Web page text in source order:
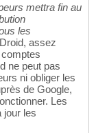
mettra fin au
les
assez
ne peut pas
ni obliger les
de Google,
Les
jour les